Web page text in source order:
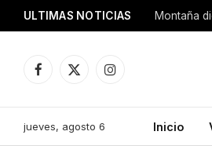
ULTIMAS NOTICIAS Montaña
Facebook
X
Instagram
jueves, agosto 6 Inicio